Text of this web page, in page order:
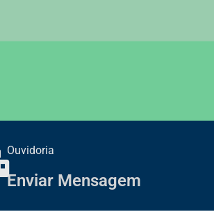
Ouvidoria
Enviar Mensagem